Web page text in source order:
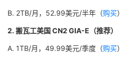
B. 2TB/月，52.99美元/半年（购买）
2. 搬瓦工美国 CN2 GIA-E（推荐）
A. 1TB/月，49.99美元/季度（购买）